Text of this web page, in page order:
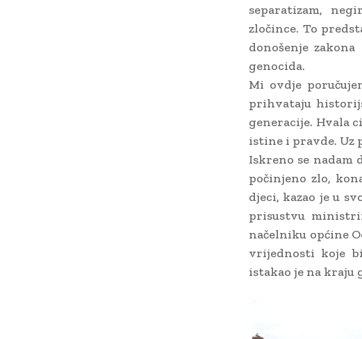
separatizam,
zločince. To
donošenje
genocida.
Mi ovdje
prihvataju
generacije. Hvala
istine i pravde. Uz
Iskreno se nadam
počinjeno zlo,
djeci, kazao je u
prisustvu
načelniku općine
vrijednosti koje
istakao je na kraju